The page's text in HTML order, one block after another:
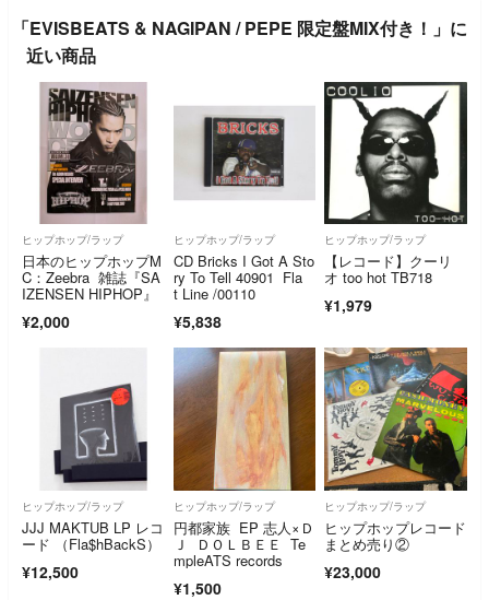
「EVISBEATS & NAGIPAN / PEPE 限定盤MIX付き！」に
近い商品
ヒップホップ/ラップ
日本のヒップホップM
C：Zeebra 雑誌『SA
IZENSEN HIPHOP』
¥2,000
ヒップホップ/ラップ
CD Bricks I Got A Sto
ry To Tell 40901 Fla
t Line /00110
¥5,838
ヒップホップ/ラップ
【レコード】クーリ
オ too hot TB718
¥1,979
ヒップホップ/ラップ
JJJ MAKTUB LP レコ
ード （Fla$hBackS）
¥12,500
ヒップホップ/ラップ
円都家族 EP 志人×Ｄ
Ｊ ＤＯＬＢＥＥ Te
mpleATS records
¥1,500
ヒップホップ/ラップ
ヒップホップレコード
まとめ売り②
¥23,000